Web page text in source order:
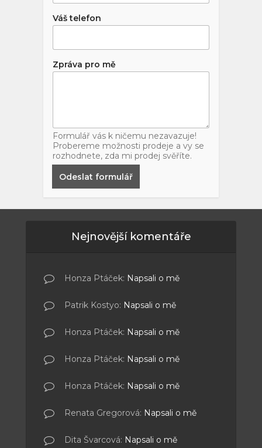
Váš telefon
Zpráva pro mě
Formulář vás k ničemu nezavazuje!
Probereme možnosti prodeje a vy se
rozhodnete, zda mi prodej svěříte.
Odeslat formulář
Nejnovější komentáře
Honza Ptáček: Napsali o mě
Patrik Kostyo: Napsali o mě
Honza Ptáček: Napsali o mě
Honza Ptáček: Napsali o mě
Honza Ptáček: Napsali o mě
Renata Gregorová: Napsali o mě
Dita Švarcová: Napsali o mě